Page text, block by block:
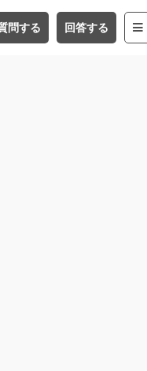
問する 回答する